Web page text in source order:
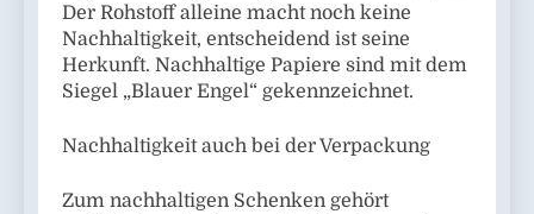
Der Rohstoff alleine macht noch keine
Nachhaltigkeit, entscheidend ist seine
Herkunft. Nachhaltige Papiere sind mit dem
Siegel „Blauer Engel“ gekennzeichnet.
Nachhaltigkeit auch bei der Verpackung
Zum nachhaltigen Schenken gehört